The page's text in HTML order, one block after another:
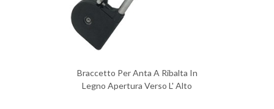
Braccetto Per Anta A Ribalta In
Legno Apertura Verso L' Alto